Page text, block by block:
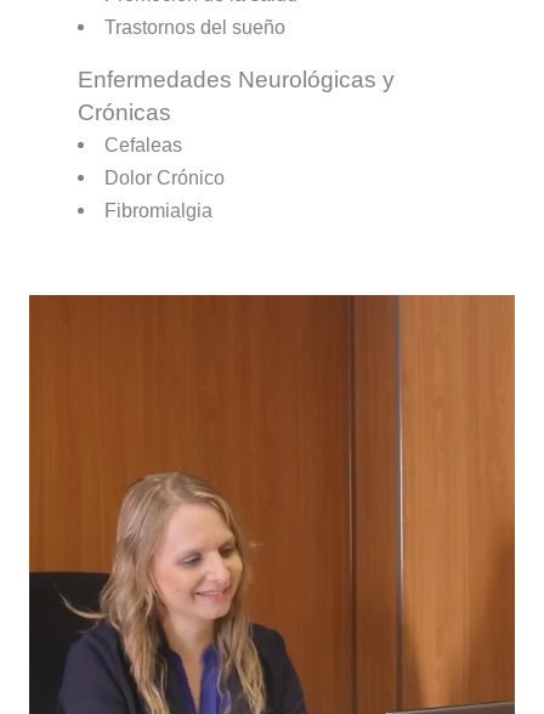
Trastornos del sueño
Enfermedades Neurológicas y
Crónicas
Cefaleas
Dolor Crónico
Fibromialgia